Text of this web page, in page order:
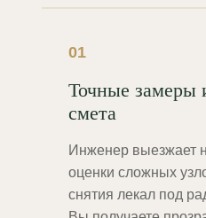
01
Точные замеры
смета
Инженер выезжает
оценки сложных
снятия лекал под